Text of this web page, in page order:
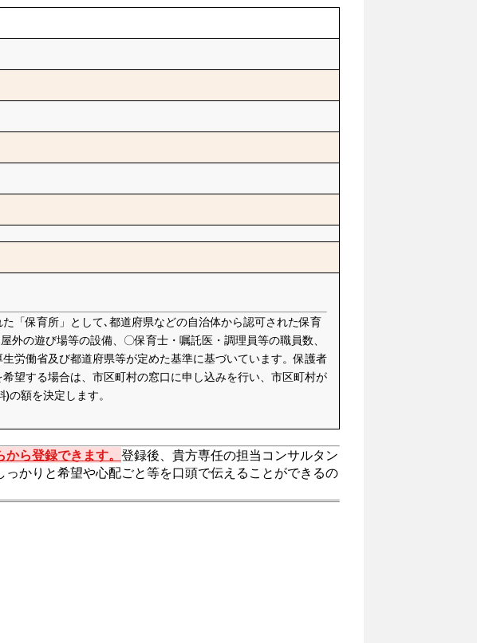
「保育所」として､都道府県などの自治体から認可された保育
外の遊び場等の設備、〇保育士・嘱託医・調理員等の職員数、
労働省及び都道府県等が定めた基準に基づいています。保護者
望する場合は、市区町村の窓口に申し込みを行い、市区町村が
の額を決定します。
ら登録できます。 登録後、貴方専任の担当コンサルタン
っかりと希望や心配ごと等を口頭で伝えることができるの